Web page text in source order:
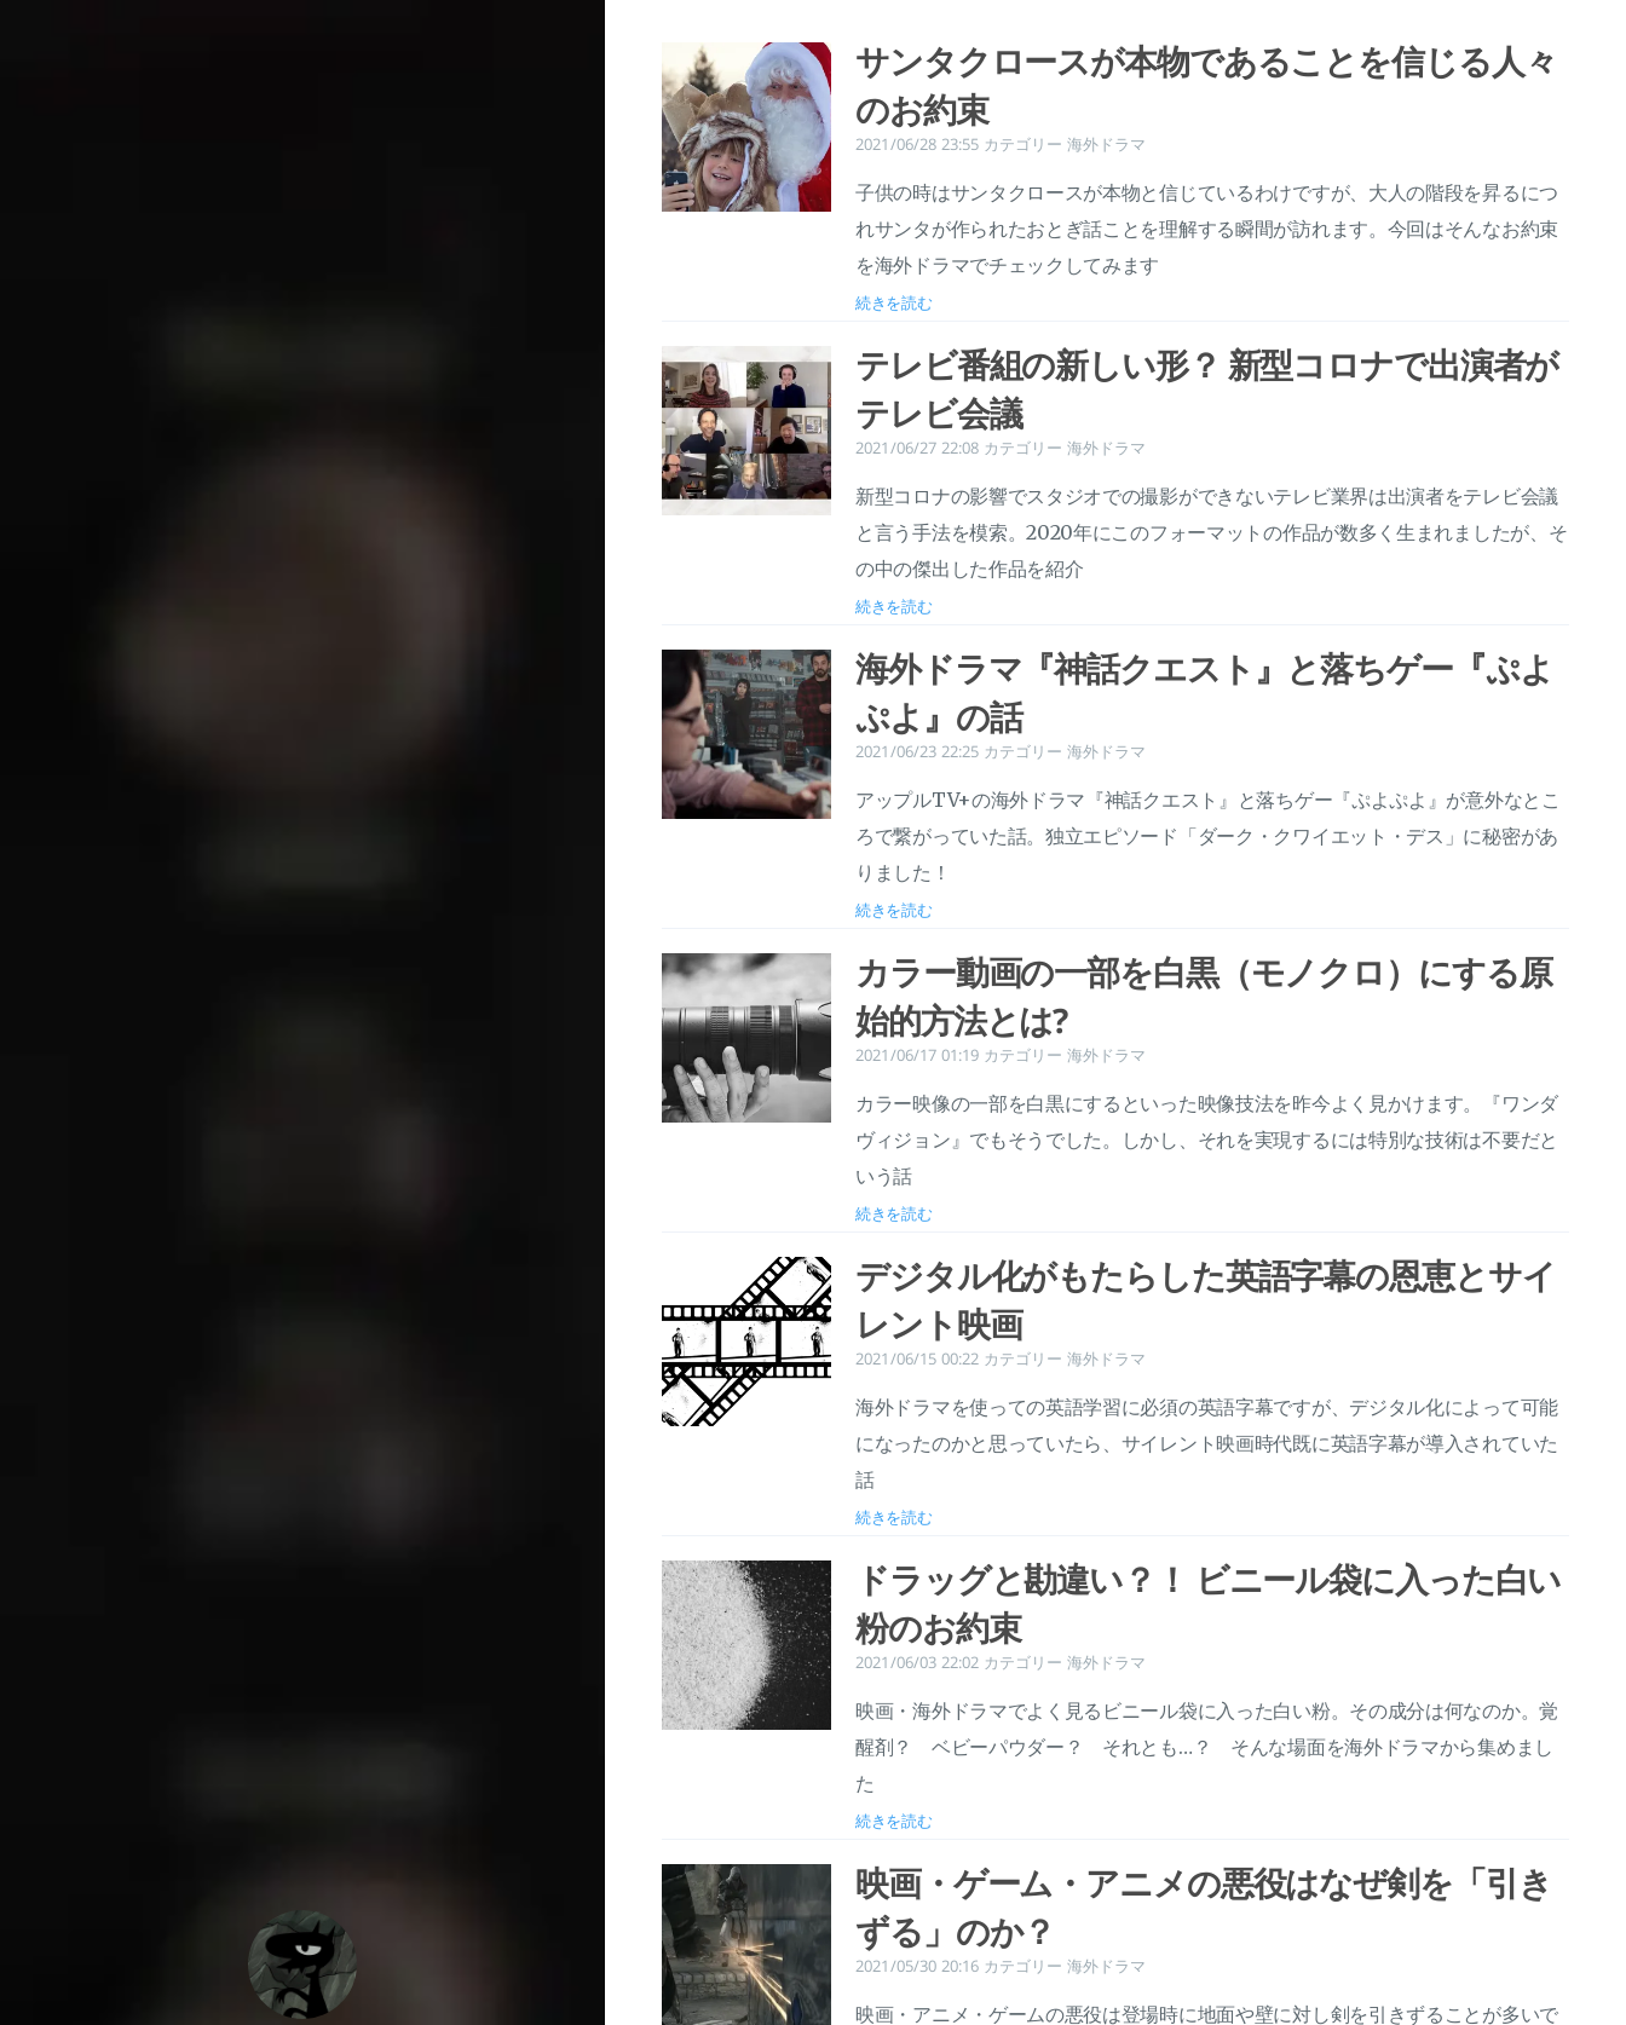
サンタクロースが本物であることを信じる人々
のお約束
2021/06/28 23:55 カテゴリー 海外ドラマ
子供の時はサンタクロースが本物と信じているわけですが、大人の階段を昇るにつ
れサンタが作られたおとぎ話ことを理解する瞬間が訪れます。今回はそんなお約束
を海外ドラマでチェックしてみます
続きを読む
テレビ番組の新しい形？ 新型コロナで出演者が
テレビ会議
2021/06/27 22:08 カテゴリー 海外ドラマ
新型コロナの影響でスタジオでの撮影ができないテレビ業界は出演者をテレビ会議
と言う手法を模索。2020年にこのフォーマットの作品が数多く生まれましたが、そ
の中の傑出した作品を紹介
続きを読む
海外ドラマ『神話クエスト』と落ちゲー『ぷよ
ぷよ』の話
2021/06/23 22:25 カテゴリー 海外ドラマ
アップルTV+の海外ドラマ『神話クエスト』と落ちゲー『ぷよぷよ』が意外なとこ
ろで繋がっていた話。独立エピソード「ダーク・クワイエット・デス」に秘密があ
りました！
続きを読む
カラー動画の一部を白黒（モノクロ）にする原
始的方法とは?
2021/06/17 01:19 カテゴリー 海外ドラマ
カラー映像の一部を白黒にするといった映像技法を昨今よく見かけます。『ワンダ
ヴィジョン』でもそうでした。しかし、それを実現するには特別な技術は不要だと
いう話
続きを読む
デジタル化がもたらした英語字幕の恩恵とサイ
レント映画
2021/06/15 00:22 カテゴリー 海外ドラマ
海外ドラマを使っての英語学習に必須の英語字幕ですが、デジタル化によって可能
になったのかと思っていたら、サイレント映画時代既に英語字幕が導入されていた
話
続きを読む
ドラッグと勘違い？！ ビニール袋に入った白い
粉のお約束
2021/06/03 22:02 カテゴリー 海外ドラマ
映画・海外ドラマでよく見るビニール袋に入った白い粉。その成分は何なのか。覚
醒剤？ ベビーパウダー？ それとも…？ そんな場面を海外ドラマから集めまし
た
続きを読む
映画・ゲーム・アニメの悪役はなぜ剣を「引き
ずる」のか？
2021/05/30 20:16 カテゴリー 海外ドラマ
映画・アニメ・ゲームの悪役は登場時に地面や壁に対し剣を引きずることが多いで